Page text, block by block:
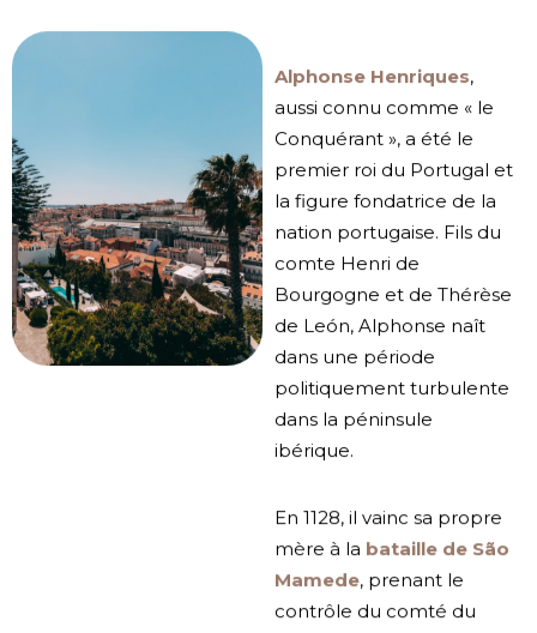
Alphonse Henriques,
aussi connu comme « le
Conquérant », a été le
premier roi du Portugal et
la figure fondatrice de la
nation portugaise. Fils du
comte Henri de
Bourgogne et de Thérèse
de León, Alphonse naît
dans une période
politiquement turbulente
dans la péninsule
ibérique.
En 1128, il vainc sa propre
mère à la bataille de São
Mamede, prenant le
contrôle du comté du